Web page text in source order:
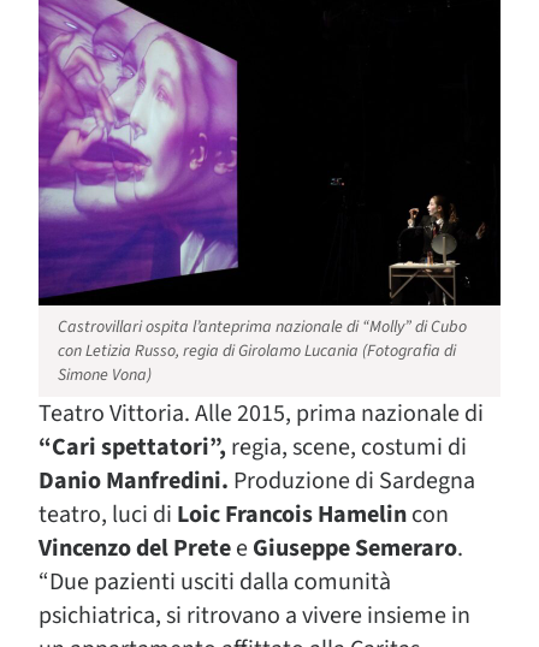
Castrovillari ospita l’anteprima nazionale di “Molly” di Cubo
con Letizia Russo, regia di Girolamo Lucania (Fotografia di
Simone Vona)
Teatro Vittoria. Alle 2015, prima nazionale di
“Cari spettatori”, regia, scene, costumi di
Danio Manfredini. Produzione di Sardegna
teatro, luci di Loic Francois Hamelincon
Vincenzo del PreteeGiuseppe Semeraro.
“Due pazienti usciti dalla comunità
psichiatrica, si ritrovano a vivere insieme in